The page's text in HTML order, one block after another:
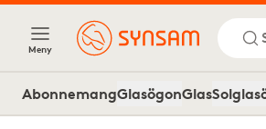
Meny
AbonnemangGlasögonGlas